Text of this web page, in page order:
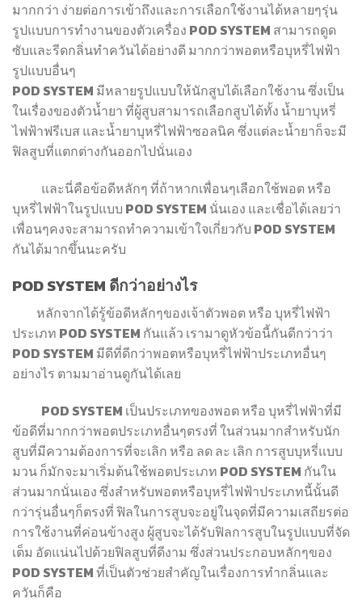
มากกว่า ง่ายต่อการเข้าถึงและการเลือกใช้งานได้หลายๆรุ่น
รูปแบบการทำงานของตัวเครื่อง POD SYSTEM สามารถดูด
ซับและรีดกลิ่นทำควันได้อย่างดี มากกว่าพอตหรือบุหรี่ไฟฟ้า
รูปแบบอื่นๆ
POD SYSTEM มีหลายรูปแบบให้นักสูบได้เลือกใช้งาน ซึ่งเป็น
ในเรื่องของตัวน้ำยา ที่ผู้สูบสามารถเลือกสูบได้ทั้ง น้ำยาบุหรี่
ไฟฟ้าฟรีเบส และน้ำยาบุหรี่ไฟฟ้าซอลนิค ซึ่งแต่ละน้ำยาก็จะมี
ฟิลสูบที่แตกต่างกันออกไปนั่นเอง
และนี่คือข้อดีหลักๆ ที่ถ้าหากเพื่อนๆเลือกใช้พอต หรือ
บุหรี่ไฟฟ้าในรูปแบบ POD SYSTEM นั่นเอง และเชื่อได้เลยว่า
เพื่อนๆคงจะสามารถทำความเข้าใจเกี่ยวกับ POD SYSTEM
กันได้มากขึ้นนะครับ
POD SYSTEM ดีกว่าอย่างไร
หลักจากได้รู้ข้อดีหลักๆของเจ้าตัวพอต หรือ บุหรี่ไฟฟ้า
ประเภท POD SYSTEM กันแล้ว เรามาดูหัวข้อนี้กันดีกว่าว่า
POD SYSTEM มีดีที่ดีกว่าพอตหรือบุหรี่ไฟฟ้าประเภทอื่นๆ
อย่างไร ตามมาอ่านดูกันได้เลย
POD SYSTEM เป็นประเภทของพอต หรือ บุหรี่ไฟฟ้าที่มี
ข้อดีที่มากกว่าพอตประเภทอื่นๆตรงที่ ในส่วนมากสำหรับนัก
สูบที่มีความต้องการที่จะเลิก หรือ ลด ละ เลิก การสูบบุหรี่แบบ
มวน ก็มักจะมาเริ่มต้นใช้พอตประเภท POD SYSTEM กันใน
ส่วนมากนั่นเอง ซึ่งสำหรับพอตหรือบุหรี่ไฟฟ้าประเภทนี้นั้นดี
กว่ารุ่นอื่นๆก็ตรงที่ ฟิลในการสูบจะอยู่ในจุดที่มีความเสถียรต่อ
การใช้งานที่ค่อนข้างสูง ผู้สูบจะได้รับฟิลการสูบในรูปแบบที่จัด
เต็ม อัดแน่นไปด้วยฟิลสูบที่ดีงาม ซึ่งส่วนประกอบหลักๆของ
POD SYSTEM ที่เป็นตัวช่วยสำคัญในเรื่องการทำกลิ่นและ
ควันก็คือ